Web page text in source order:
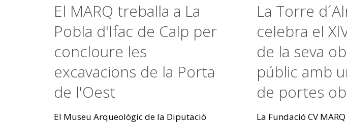
El MARQ treballa a La
Pobla d'Ifac de Calp per
concloure les
excavacions de la Porta
de l'Oest
El Museu Arqueològic de la Diputació
La Torre
celebra el
de la seva
públic amb
de portes
La Fundació CV